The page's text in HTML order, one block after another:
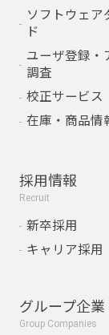
ソフトウェア
ド
ユーザ登録・
調査
校正サービス
在庫・商品情
採用情報
Recruit
新卒採用
キャリア採用
グループ企業
Group Companies